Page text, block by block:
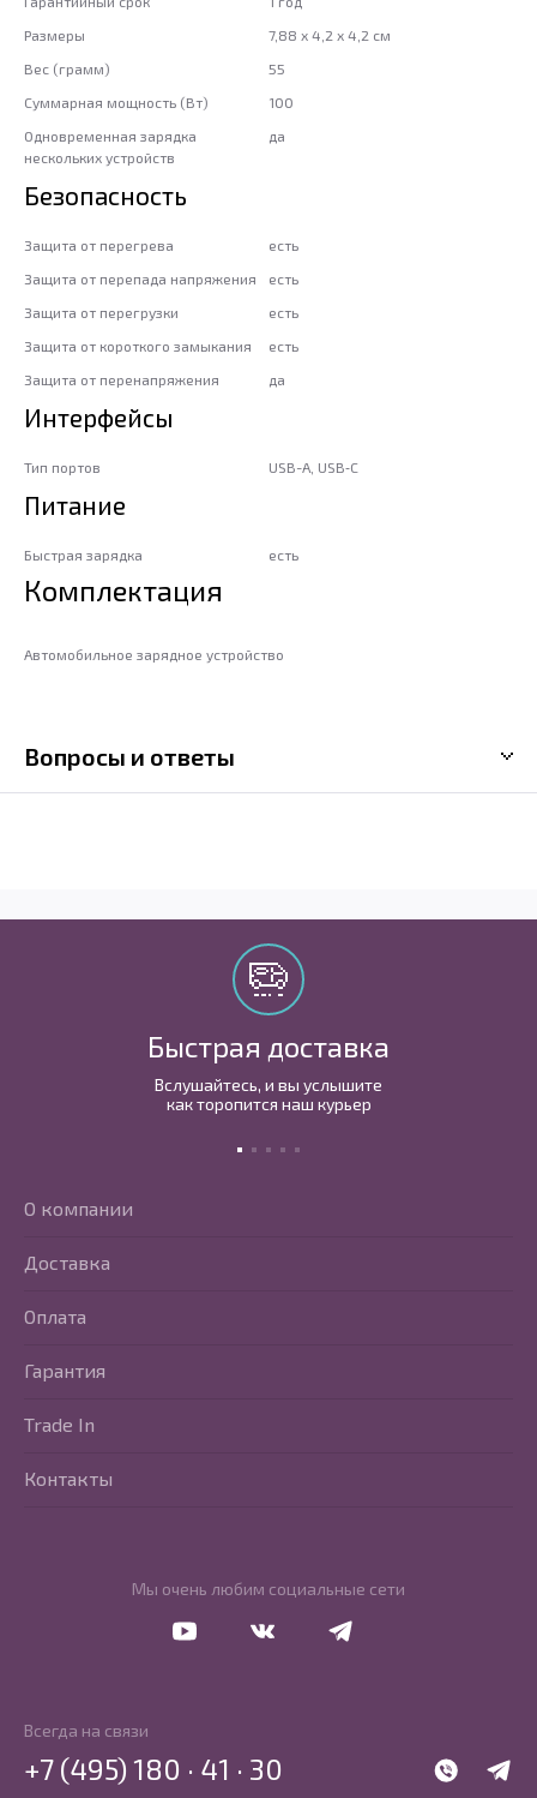
Размеры
7,88 x 4,2 x 4,2 см
Вес (грамм)
55
Суммарная мощность (Вт)
100
Одновременная зарядка
нескольких устройств
да
Безопасность
Защита от перегрева
есть
Защита от перепада напряжения
есть
Защита от перегрузки
есть
Защита от короткого замыкания
есть
Защита от перенапряжения
да
Интерфейсы
Тип портов USB-A, USB‑C
Питание
Быстрая зарядка есть
Комплектация
Автомобильное зарядное устройство
Вопросы и ответы
Быстрая доставка
Вслушайтесь, и вы услышите
как торопится наш курьер
Мы очень любим социальные сети
Перейти в VkontakteПерейти в Telegram
О компании
Доставка
Оплата
Гарантия
Trade In
Контакты
Всегда на связи
WhatsApp
+7 (495) 180 · 41 · 30